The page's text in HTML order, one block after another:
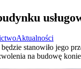
Aktualności
stanowiło jego
na budowę